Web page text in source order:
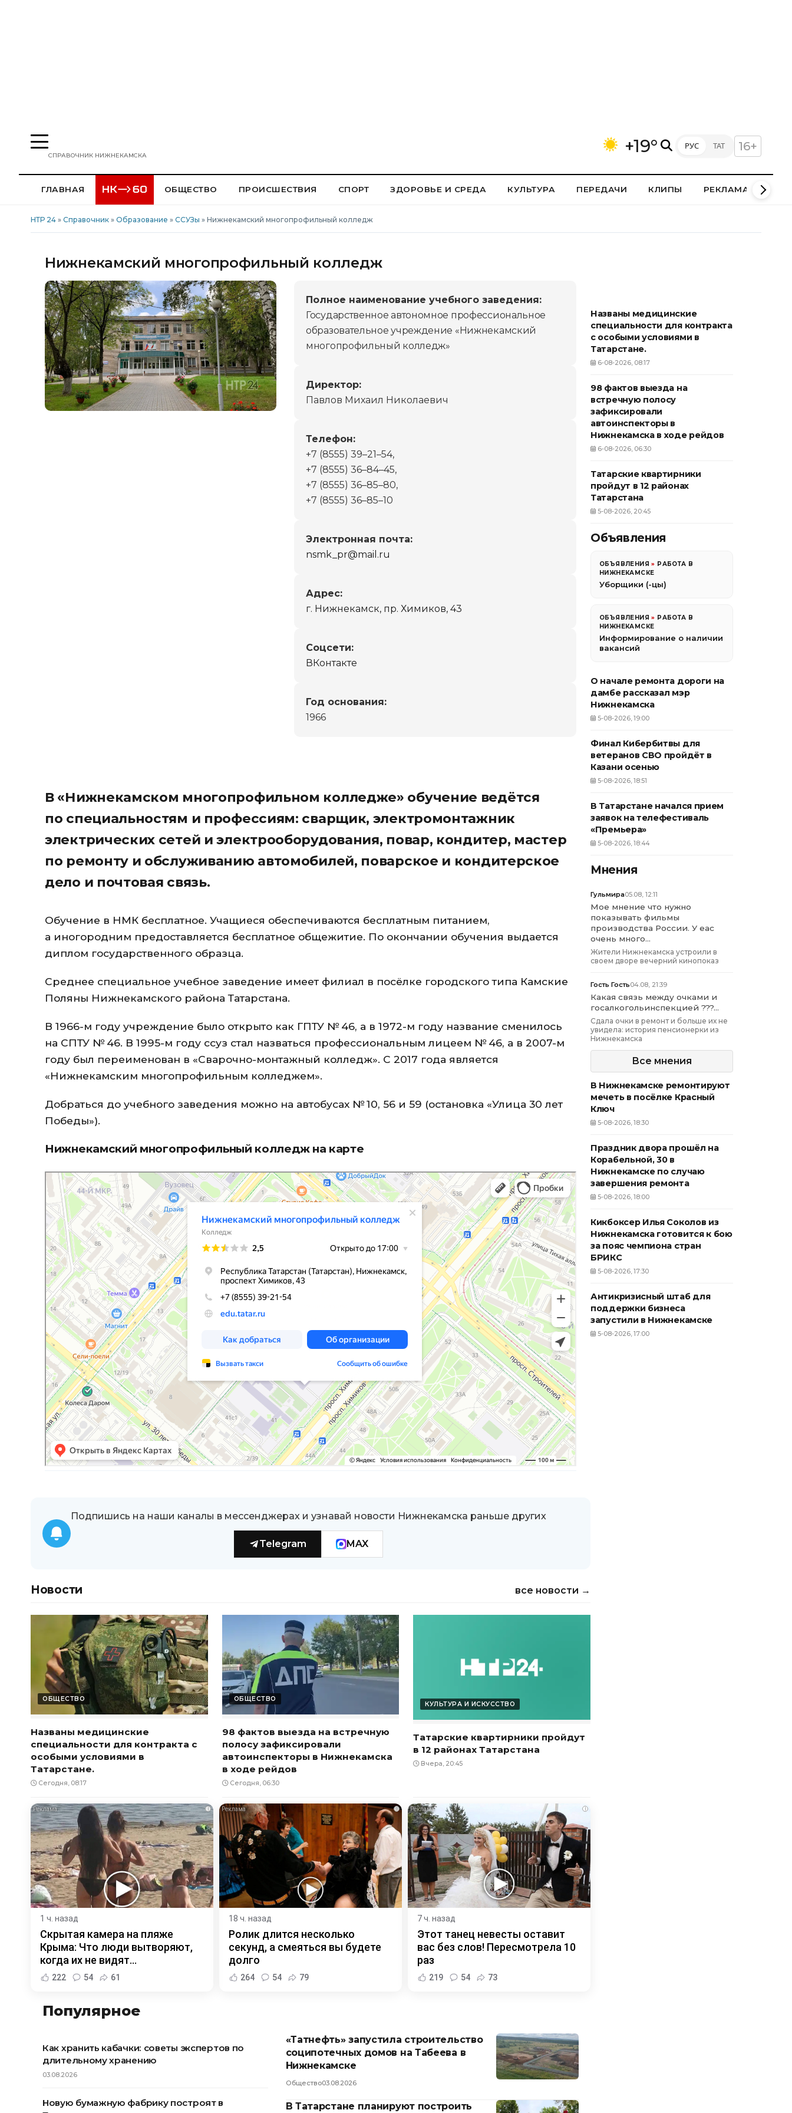
СПРАВОЧНИК НИЖНЕКАМСКА +19° РУС ТАТ 16+
ГЛАВНАЯ ОБЩЕСТВО ПРОИСШЕСТВИЯ СПОРТ ЗДОРОВЬЕ И СРЕДА КУЛЬТУРА ПЕРЕДАЧИ КЛИПЫ РЕКЛАМА В
НТР 24 » Справочник » Образование » ССУЗы » Нижнекамский многопрофильный колледж
Нижнекамский многопрофильный колледж
Полное наименование учебного заведения:
Государственное автономное профессиональное
образовательное учреждение «Нижнекамский
многопрофильный колледж»
Директор:
Павлов Михаил Николаевич
Телефон:
+7 (8555) 39–21–54,
+7 (8555) 36–84–45,
+7 (8555) 36–85–80,
+7 (8555) 36–85–10
Электронная почта:
nsmk_pr@mail.ru
Адрес:
г. Нижнекамск, пр. Химиков, 43
Cоцсети:
ВКонтакте
Год основания:
1966
В «Нижнекамском многопрофильном колледже» обучение ведётся
по специальностям и профессиям: сварщик, электромонтажник
электрических сетей и электрооборудования, повар, кондитер, мастер
по ремонту и обслуживанию автомобилей, поварское и кондитерское
дело и почтовая связь.
Обучение в НМК бесплатное. Учащиеся обеспечиваются бесплатным питанием,
а иногородним предоставляется бесплатное общежитие. По окончании обучения выдается
диплом государственного образца.
Среднее специальное учебное заведение имеет филиал в посёлке городского типа Камские
Поляны Нижнекамского района Татарстана.
В 1966-м году учреждение было открыто как ГПТУ № 46, а в 1972-м году название сменилось
на СПТУ № 46. В 1995-м году ссуз стал назваться профессиональным лицеем № 46, а в 2007-м
году был переименован в «Сварочно-монтажный колледж». С 2017 года является
«Нижнекамским многопрофильным колледжем».
Добраться до учебного заведения можно на автобусах № 10, 56 и 59 (остановка «Улица 30 лет
Победы»).
Нижнекамский многопрофильный колледж на карте
Нижнекамский многопрофильный колледж
Колледж в Нижнекамске
Подпишись на наши каналы в мессенджерах и узнавай новости Нижнекамска раньше других
Telegram MAX
Новости все новости →
ОБЩЕСТВО
Названы медицинские
специальности для контракта с
особыми условиями в
Татарстане.
Сегодня, 08:17
ОБЩЕСТВО
98 фактов выезда на встречную
полосу зафиксировали
автоинспекторы в Нижнекамска
в ходе рейдов
Сегодня, 06:30
КУЛЬТУРА И ИСКУССТВО
Татарские квартирники пройдут
в 12 районах Татарстана
Вчера, 20:45
i
1 ч. назад
Скрытая камера на пляже
Крыма: Что люди вытворяют,
когда их не видят...
222 54 61
i
18 ч. назад
Ролик длится несколько
секунд, а смеяться вы будете
долго
264 54 79
i
7 ч. назад
Этот танец невесты оставит
вас без слов! Пересмотрела 10
раз
219 54 73
Популярное
Как хранить кабачки: советы экспертов по
длительному хранению
03.08.2026
Новую бумажную фабрику построят в
«Татнефть» запустила строительство
соципотечных домов на Табеева в
Нижнекамске
Общество03.08.2026
В Татарстане планируют построить
Названы медицинские
специальности для контракта
с особыми условиями в
Татарстане.
6-08-2026, 08:17
98 фактов выезда на
встречную полосу
зафиксировали
автоинспекторы в
Нижнекамска в ходе рейдов
6-08-2026, 06:30
Татарские квартирники
пройдут в 12 районах
Татарстана
5-08-2026, 20:45
Объявления
ОБЪЯВЛЕНИЯ » РАБОТА В
НИЖНЕКАМСКЕ
Уборщики (-цы)
ОБЪЯВЛЕНИЯ » РАБОТА В
НИЖНЕКАМСКЕ
Информирование о наличии
вакансий
О начале ремонта дороги на
дамбе рассказал мэр
Нижнекамска
5-08-2026, 19:00
Финал Кибербитвы для
ветеранов СВО пройдёт в
Казани осенью
5-08-2026, 18:51
В Татарстане начался прием
заявок на телефестиваль
«Премьера»
5-08-2026, 18:44
Мнения
Гульмира05.08, 12:11
Мое мнение что нужно
показывать фильмы
производства России. У еас
очень много...
Жители Нижнекамска устроили в
своем дворе вечерний кинопоказ
Гость Гость04.08, 21:39
Какая связь между очками и
госалкогольинспекцией ???...
Сдала очки в ремонт и больше их не
увидела: история пенсионерки из
Нижнекамска
Все мнения
В Нижнекамске ремонтируют
мечеть в посёлке Красный
Ключ
5-08-2026, 18:30
Праздник двора прошёл на
Корабельной, 30 в
Нижнекамске по случаю
завершения ремонта
5-08-2026, 18:00
Кикбоксер Илья Соколов из
Нижнекамска готовится к бою
за пояс чемпиона стран
БРИКС
5-08-2026, 17:30
Антикризисный штаб для
поддержки бизнеса
запустили в Нижнекамске
5-08-2026, 17:00